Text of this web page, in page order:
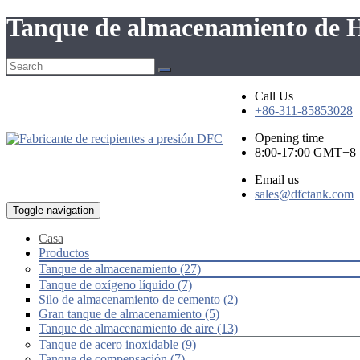
Tanque de almacenamiento de
Call Us
+86-311-85853028
Opening time
8:00-17:00 GMT+8
Email us
sales@dfctank.com
Toggle navigation
Casa
Productos
Tanque de almacenamiento (27)
Tanque de oxígeno líquido (7)
Silo de almacenamiento de cemento (2)
Gran tanque de almacenamiento (5)
Tanque de almacenamiento de aire (13)
Tanque de acero inoxidable (9)